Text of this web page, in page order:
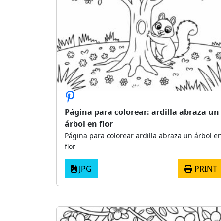
Página para colorear: ardilla abraza un
árbol en flor
Página para colorear ardilla abraza un árbol
flor
JPG PRINT